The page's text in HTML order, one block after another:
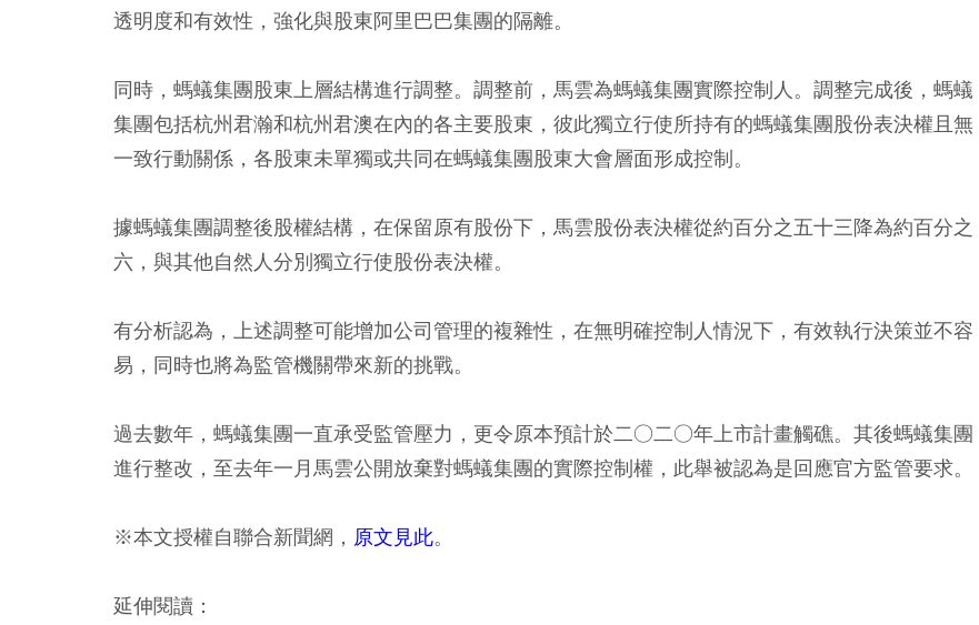
透明度和有效性，強化與股東阿里巴巴集團的隔離。
同時，螞蟻集團股東上層結構進行調整。調整前，馬雲為螞蟻集團實際控制人。調整完成後，螞蟻
集團包括杭州君瀚和杭州君澳在內的各主要股東，彼此獨立行使所持有的螞蟻集團股份表決權且無
一致行動關係，各股東未單獨或共同在螞蟻集團股東大會層面形成控制。
據螞蟻集團調整後股權結構，在保留原有股份下，馬雲股份表決權從約百分之五十三降為約百分之
六，與其他自然人分別獨立行使股份表決權。
有分析認為，上述調整可能增加公司管理的複雜性，在無明確控制人情況下，有效執行決策並不容
易，同時也將為監管機關帶來新的挑戰。
過去數年，螞蟻集團一直承受監管壓力，更令原本預計於二○二○年上市計畫觸礁。其後螞蟻集團
進行整改，至去年一月馬雲公開放棄對螞蟻集團的實際控制權，此舉被認為是回應官方監管要求。
※本文授權自聯合新聞網， 原文見此。
延伸閱讀：